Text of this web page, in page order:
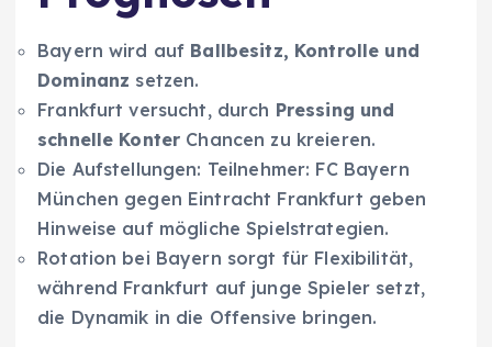
Bayern wird auf Ballbesitz, Kontrolle und
Dominanz setzen.
Frankfurt versucht, durch Pressing und
schnelle Konter Chancen zu kreieren.
Die Aufstellungen: Teilnehmer: FC Bayern
München gegen Eintracht Frankfurt geben
Hinweise auf mögliche Spielstrategien.
Rotation bei Bayern sorgt für Flexibilität,
während Frankfurt auf junge Spieler setzt,
die Dynamik in die Offensive bringen.